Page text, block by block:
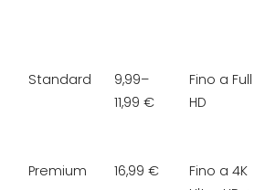
Standard
9,99–
11,99 €
Fino a Full
HD
Premium 16,99 €
Fino a 4K